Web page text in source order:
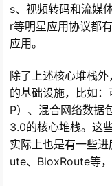
s、视频转码和流媒
r等明星应用协议都
应用。
除了上述核心堆栈
的基础设施，比如
P）、混合网络数据
3.0的核心堆栈。这
实际上也是有一些
ute、BloxRoute等